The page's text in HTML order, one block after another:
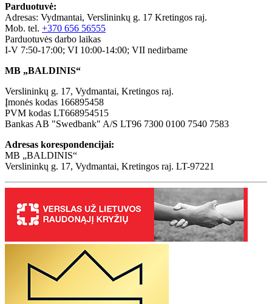
Parduotuvė:
Adresas: Vydmantai, Verslininkų g. 17 Kretingos raj.
Mob. tel. +370 656 56555
Parduotuvės darbo laikas
I-V 7:50-17:00; VI 10:00-14:00; VII nedirbame
MB „BALDINIS“
Verslininkų g. 17, Vydmantai, Kretingos raj.
Įmonės kodas 166895458
PVM kodas LT668954515
Bankas AB "Swedbank" A/S LT96 7300 0100 7540 7583
Adresas korespondencijai:
MB „BALDINIS“
Verslininkų g. 17, Vydmantai, Kretingos raj. LT-97221